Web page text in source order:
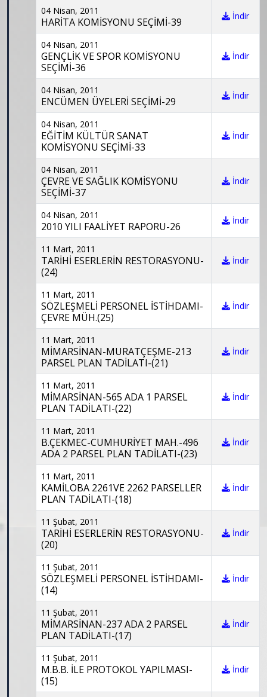
04 Nisan, 2011
HARİTA KOMİSYONU SEÇİMİ-39 İndir
04 Nisan, 2011
GENÇLİK VE SPOR KOMİSYONU
SEÇİMİ-36
İndir
04 Nisan, 2011
ENCÜMEN ÜYELERİ SEÇİMİ-29 İndir
04 Nisan, 2011
EĞİTİM KÜLTÜR SANAT
KOMİSYONU SEÇİMİ-33
İndir
04 Nisan, 2011
ÇEVRE VE SAĞLIK KOMİSYONU
SEÇİMİ-37
İndir
04 Nisan, 2011
2010 YILI FAALİYET RAPORU-26 İndir
11 Mart, 2011
TARİHİ ESERLERİN RESTORASYONU-
(24)
İndir
11 Mart, 2011
SÖZLEŞMELİ PERSONEL İSTİHDAMI-
ÇEVRE MÜH.(25)
İndir
11 Mart, 2011
MİMARSİNAN-MURATÇEŞME-213
PARSEL PLAN TADİLATI-(21)
İndir
11 Mart, 2011
MİMARSİNAN-565 ADA 1 PARSEL
PLAN TADİLATI-(22)
İndir
11 Mart, 2011
B.ÇEKMEC-CUMHURİYET MAH.-496
ADA 2 PARSEL PLAN TADİLATI-(23)
İndir
11 Mart, 2011
KAMİLOBA 2261VE 2262 PARSELLER
PLAN TADİLATI-(18)
İndir
11 Şubat, 2011
TARİHİ ESERLERİN RESTORASYONU-
(20)
İndir
11 Şubat, 2011
SÖZLEŞMELİ PERSONEL İSTİHDAMI-
(14)
İndir
11 Şubat, 2011
MİMARSİNAN-237 ADA 2 PARSEL
PLAN TADİLATI-(17)
İndir
11 Şubat, 2011
M.B.B. İLE PROTOKOL YAPILMASI-
(15)
İndir